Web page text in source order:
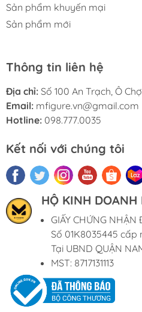
Sản phẩm khuyến mại
Sản phẩm mới
Thông tin liên hệ
Địa chỉ: Số 100 An Trạch, Ô
Email: mfigure.vn@gmail.com
Hotline: 098.777.0035
Kết nối với chúng tôi
HỘ KINH DOANH
GIẤY CHỨNG
Số 01K8035445
Tại UBND QUẬN
MST: 8717131113